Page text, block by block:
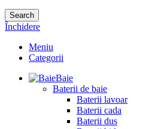
Search
Închidere
Meniu
Categorii
Baie
Baterii de baie
Baterii lavoar
Baterii cada
Baterii dus